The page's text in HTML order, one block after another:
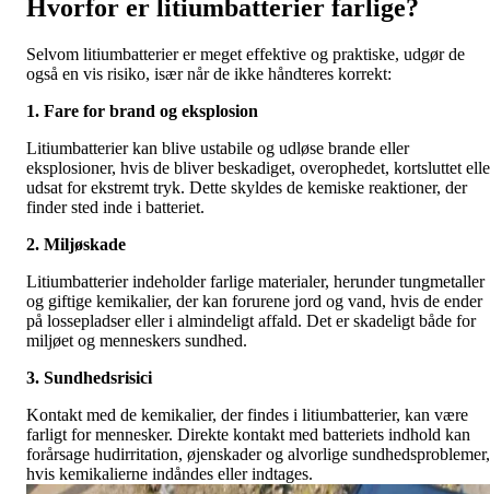
Hvorfor er litiumbatterier farlige?
Selvom litiumbatterier er meget effektive og praktiske, udgør de
også en vis risiko, især når de ikke håndteres korrekt:
1. Fare for brand og eksplosion
Litiumbatterier kan blive ustabile og udløse brande eller
eksplosioner, hvis de bliver beskadiget, overophedet, kortsluttet
udsat for ekstremt tryk. Dette skyldes de kemiske reaktioner, der
finder sted inde i batteriet.
2. Miljøskade
Litiumbatterier indeholder farlige materialer, herunder tungmetaller
og giftige kemikalier, der kan forurene jord og vand, hvis de ender
på lossepladser eller i almindeligt affald. Det er skadeligt både for
miljøet og menneskers sundhed.
3. Sundhedsrisici
Kontakt med de kemikalier, der findes i litiumbatterier, kan være
farligt for mennesker. Direkte kontakt med batteriets indhold kan
forårsage hudirritation, øjenskader og alvorlige sundhedsproblemer,
hvis kemikalierne indåndes eller indtages.